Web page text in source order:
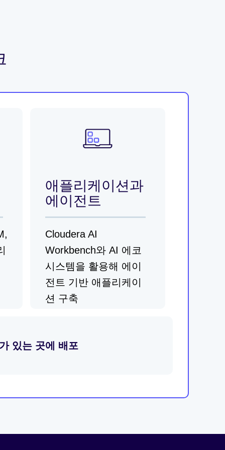
애플리케이션과
에이전트
Cloudera AI
Workbench와 AI 에코
시스템을 활용해 에이
전트 기반 애플리케이
션 구축
있는 곳에 배포